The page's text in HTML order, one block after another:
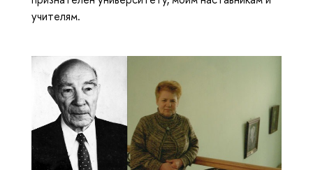
учителям.